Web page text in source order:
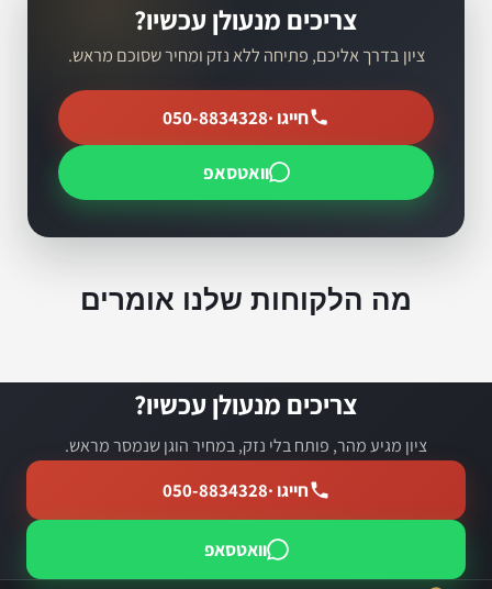
צריכים מנעולן עכשיו?
ציון בדרך אליכם, פתיחה ללא נזק ומחיר שסוכם מראש.
חייגו ·050-8834328
וואטסאפ
מה הלקוחות שלנו אומרים
צריכים מנעולן עכשיו?
ציון מגיע מהר, פותח בלי נזק, במחיר הוגן שנמסר מראש.
חייגו ·050-8834328
וואטסאפ